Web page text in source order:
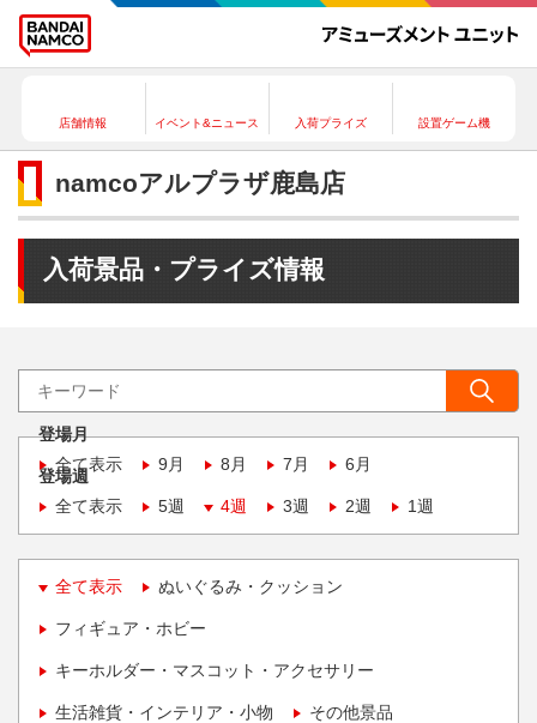
店舗情報 イベント&ニュース 入荷プライズ 設置ゲーム機
namcoアルプラザ鹿島店
入荷景品・プライズ情報
登場月
全て表示
9月 8月 7月 6月
登場週
全て表示
5週 4週 3週 2週 1週
全て表示 ぬいぐるみ・クッション
フィギュア・ホビー
キーホルダー・マスコット・アクセサリー
生活雑貨・インテリア・小物 その他景品